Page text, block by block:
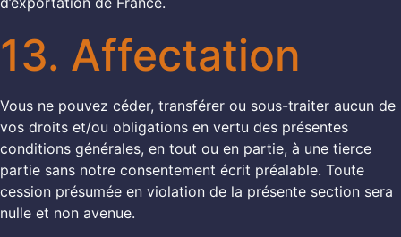
13. Affectation
Vous ne pouvez céder, transférer ou sous-traiter aucun de
vos droits et/ou obligations en vertu des présentes
conditions générales, en tout ou en partie, à une tierce
partie sans notre consentement écrit préalable. Toute
cession présumée en violation de la présente section sera
nulle et non avenue.